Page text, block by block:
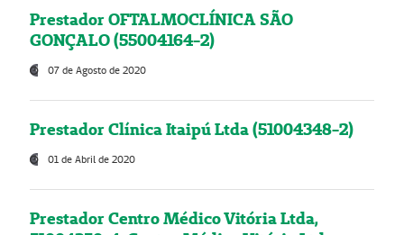
Prestador OFTALMOCLÍNICA SÃO
GONÇALO (55004164-2)
07 de Agosto de 2020
Prestador Clínica Itaipú Ltda (51004348-2)
01 de Abril de 2020
Prestador Centro Médico Vitória Ltda,